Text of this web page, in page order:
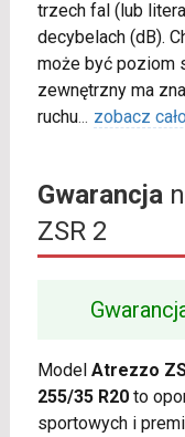
trzech fal (lub
decybelach (dB).
może być poziom
zewnętrzny ma
ruchu... zobacz
Gwarancja
ZSR 2
Model Atrezzo
255/35 R20to
sportowych i